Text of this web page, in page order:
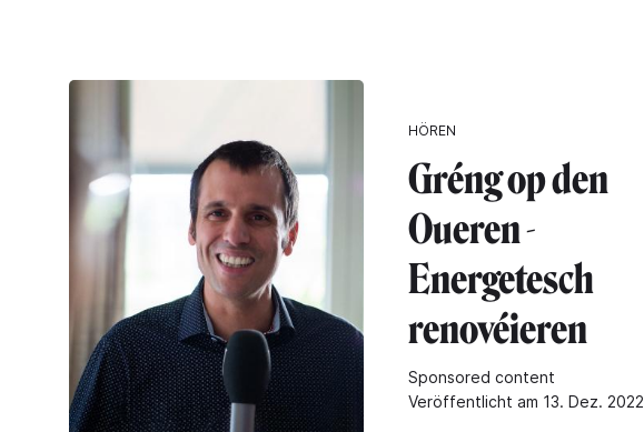
HÖREN
Gréng op den
Oueren -
Energetesch
renovéieren
Sponsored content
Veröffentlicht am 13. Dez. 2022